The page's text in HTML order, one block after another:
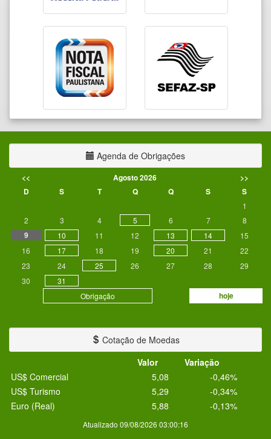
Agenda de Obrigações
<< Agosto 2026
>>
D
S T Q Q S S
Obrigação hoje
1
2
3 4 5 6 7 8
9 10 11 12 13 14
15
16
17 18 19 20 21
22
23
24 25 26 27 28
29
30
31
Cotação de Moedas
Valor
Variação
Atualizado 09/08/2026 03:00:16
US$ Comercial 5,08
-0,46%
US$ Turismo
5,29
-0,34%
Euro (Real)
5,88 -0,13%